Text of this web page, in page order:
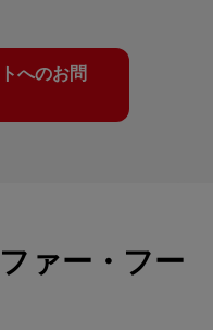
へのお問
ァー・フー